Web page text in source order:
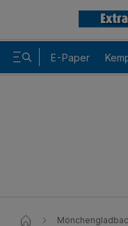
E-Paper